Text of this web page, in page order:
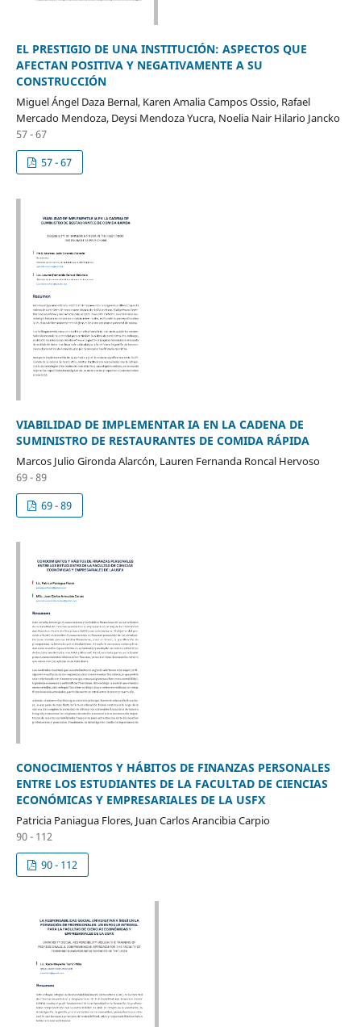
EL PRESTIGIO DE UNA INSTITUCIÓN: ASPECTOS QUE
AFECTAN POSITIVA Y NEGATIVAMENTE A SU
CONSTRUCCIÓN
Miguel Ángel Daza Bernal, Karen Amalia Campos Ossio, Rafael
Mercado Mendoza, Deysi Mendoza Yucra, Noelia Nair Hilario Jancko
57 - 67
57 - 67
VIABILIDAD DE IMPLEMENTAR IA EN LA CADENA DE
SUMINISTRO DE RESTAURANTES DE COMIDA RÁPIDA
Marcos Julio Gironda Alarcón, Lauren Fernanda Roncal Hervoso
69 - 89
69 - 89
CONOCIMIENTOS Y HÁBITOS DE FINANZAS PERSONALES
ENTRE LOS ESTUDIANTES DE LA FACULTAD DE CIENCIAS
ECONÓMICAS Y EMPRESARIALES DE LA USFX
Patricia Paniagua Flores, Juan Carlos Arancibia Carpio
90 - 112
90 - 112